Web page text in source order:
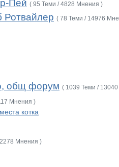
Пей ( 95 Теми / 4828 Мнения )
Ротвайлер ( 78 Теми / 14976
общ форум ( 1039 Теми /
Мнения )
котка
Мнения )